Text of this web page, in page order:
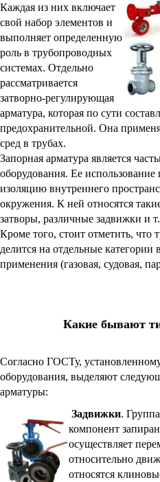
Каждая из них включает
свой набор элементов и
выполняет определенную
роль в трубопроводных
системах. Отдельно
рассматривается
затворно-регулирующая
арматура, которая по сути
предохранительной. Она
сред в трубах.
Запорная арматура является
оборудования. Ее
изоляцию внутреннего
окружения. К ней относятся
затворы, различные задвижки и
Кроме того, стоит отметить, что
делится на отдельные категории
применения (газовая, судовая,
Какие бывают
Согласно ГОСТу,
оборудования, выделяют
арматуры:
Задвижки.
компонент
осуществляет
относительно
относятся к